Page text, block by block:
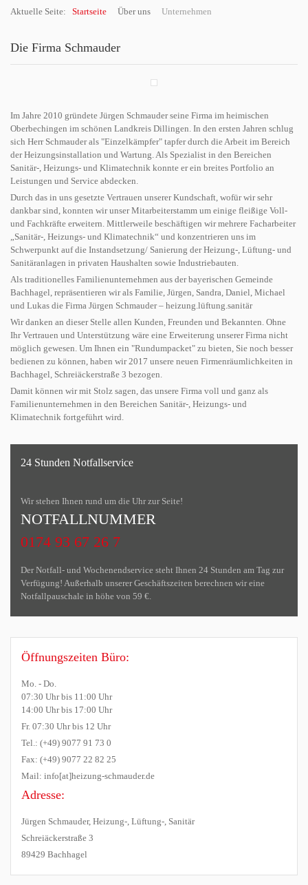
Aktuelle Seite: Startseite Über uns Unternehmen
Die Firma Schmauder
Im Jahre 2010 gründete Jürgen Schmauder seine Firma im heimischen
Oberbechingen im schönen Landkreis Dillingen. In den ersten Jahren schlug
sich Herr Schmauder als "Einzelkämpfer" tapfer durch die Arbeit im Bereich
der Heizungsinstallation und Wartung. Als Spezialist in den Bereichen
Sanitär-, Heizungs- und Klimatechnik konnte er ein breites Portfolio an
Leistungen und Service abdecken.
Durch das in uns gesetzte Vertrauen unserer Kundschaft, wofür wir sehr
dankbar sind, konnten wir unser Mitarbeiterstamm um einige fleißige Voll-
und Fachkräfte erweitern. Mittlerweile beschäftigen wir mehrere Facharbeiter
„Sanitär-, Heizungs- und Klimatechnik“ und konzentrieren uns im
Schwerpunkt auf die Instandsetzung/ Sanierung der Heizung-, Lüftung- und
Sanitäranlagen in privaten Haushalten sowie Industriebauten.
Als traditionelles Familienunternehmen aus der bayerischen Gemeinde
Bachhagel, repräsentieren wir als Familie, Jürgen, Sandra, Daniel, Michael
und Lukas die Firma Jürgen Schmauder – heizung.lüftung.sanitär
Wir danken an dieser Stelle allen Kunden, Freunden und Bekannten. Ohne
Ihr Vertrauen und Unterstützung wäre eine Erweiterung unserer Firma nicht
möglich gewesen. Um Ihnen ein "Rundumpacket" zu bieten, Sie noch besser
bedienen zu können, haben wir 2017 unsere neuen Firmenräumlichkeiten in
Bachhagel, Schreiäckerstraße 3 bezogen.
Damit können wir mit Stolz sagen, das unsere Firma voll und ganz als
Familienunternehmen in den Bereichen Sanitär-, Heizungs- und
Klimatechnik fortgeführt wird.
24 Stunden Notfallservice
Wir stehen Ihnen rund um die Uhr zur Seite!
NOTFALLNUMMER
0174 93 67 26 7
Der Notfall- und Wochenendservice steht Ihnen 24 Stunden am Tag zur
Verfügung! Außerhalb unserer Geschäftszeiten berechnen wir eine
Notfallpauschale in höhe von 59 €.
Öffnungszeiten Büro:
Mo. - Do.
07:30 Uhr bis 11:00 Uhr
14:00 Uhr bis 17:00 Uhr
Fr. 07:30 Uhr bis 12 Uhr
Tel.: (+49) 9077 91 73 0
Fax: (+49) 9077 22 82 25
Mail: info[at]heizung-schmauder.de
Adresse:
Jürgen Schmauder, Heizung-, Lüftung-, Sanitär
Schreiäckerstraße 3
89429 Bachhagel